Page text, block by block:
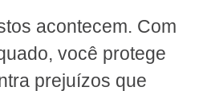
acontecem. Com
você protege
prejuízos que